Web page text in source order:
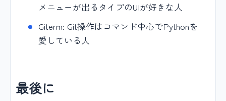
メニューが出るタイプのUIが好きな人
Giterm: Git操作はコマンド中心でPythonを
愛している人
最後に